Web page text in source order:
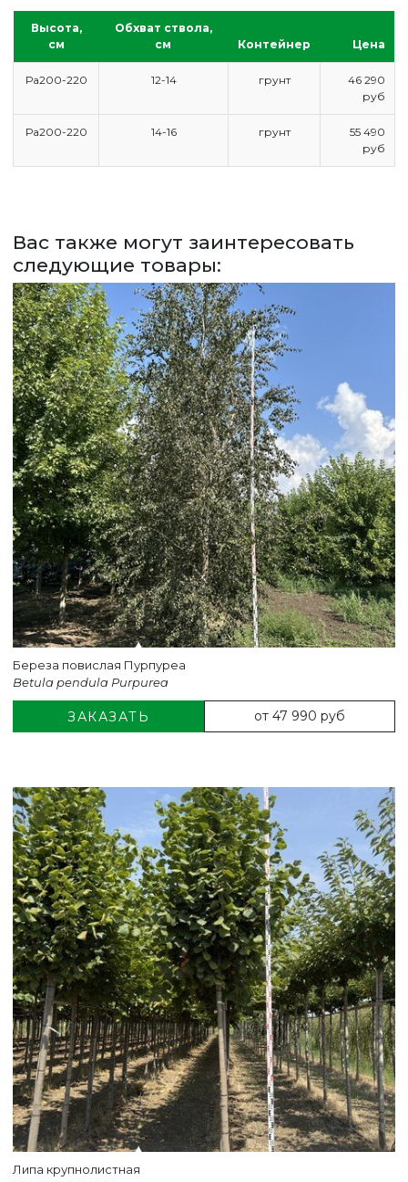
ЗАДАТЬ ВОПРОС
ВЕРНУТСЯ НА ГЛАВНЫЙ САЙТ
Высота,
см
Обхват ствола,
см
Контейнер Цена
Ра200-220 12-14 грунт
46 290
руб
Ра200-220 14-16 грунт
55 490
руб
Вас также могут заинтересовать
следующие товары:
Береза повислая Пурпуреа
Betula pendula Purpurea
ЗАКАЗАТЬ от 47 990 руб
Липа крупнолистная